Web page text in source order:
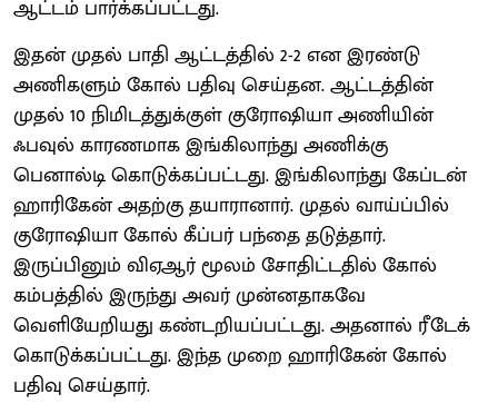
ஆட்டம் பார்க்கப்பட்டது.
இதன் முதல் பாதி ஆட்டத்தில் 2-2 என இரண்டு
அணிகளும் கோல் பதிவு செய்தன. ஆட்டத்தின்
முதல் 10 நிமிடத்துக்குள் குரோஷியா அணியின்
ஃபவுல் காரணமாக இங்கிலாந்து அணிக்கு
பெனால்டி கொடுக்கப்பட்டது. இங்கிலாந்து கேப்டன்
ஹாரிகேன் அதற்கு தயாரானார். முதல் வாய்ப்பில்
குரோஷியா கோல் கீப்பர் பந்தை தடுத்தார்.
இருப்பினும் விஏஆர் மூலம் சோதிட்டதில் கோல்
கம்பத்தில் இருந்து அவர் முன்னதாகவே
வெளியேறியது கண்டறியப்பட்டது. அதனால் ரீடேக்
கொடுக்கப்பட்டது. இந்த முறை ஹாரிகேன் கோல்
பதிவு செய்தார்.